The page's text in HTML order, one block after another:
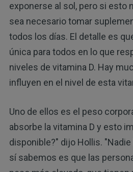
exponerse al sol, pero si esto
sea necesario tomar
todos los días. El detalle es
única para todos en lo que
niveles de vitamina D. Hay
influyen en el nivel de esta
Uno de ellos es el peso
absorbe la vitamina D y esto
disponible?" dijo Hollis.
sí sabemos es que las